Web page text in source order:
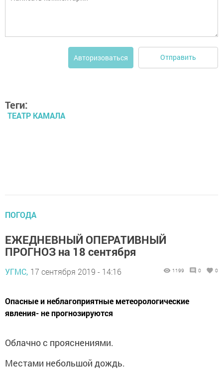
Авторизоваться Отправить
Теги:
ТЕАТР КАМАЛА
ПОГОДА
ЕЖЕДНЕВНЫЙ ОПЕРАТИВНЫЙ
ПРОГНОЗ на 18 сентября
УГМС, 17 сентября 2019 - 14:16 1199 0 0
Опасные и неблагоприятные метеорологические
явления- не прогнозируются
Облачно с прояснениями.
Местами небольшой дождь.